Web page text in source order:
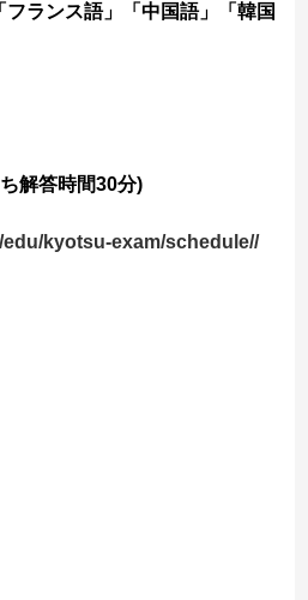
フランス語」「中国語」「韓国
解答時間30分)
kyotsu-exam/schedule//